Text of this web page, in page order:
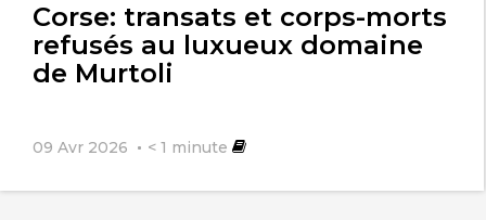
Corse: transats et corps-morts
refusés au luxueux domaine
de Murtoli
09 Avr 2026 < 1 minute